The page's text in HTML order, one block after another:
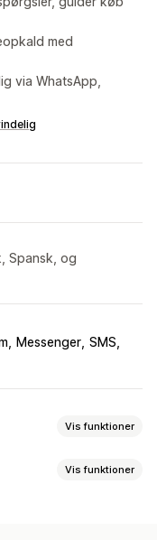
med
via WhatsApp,
Spansk, og
Messenger SMS
Vis funktioner
Vis funktioner